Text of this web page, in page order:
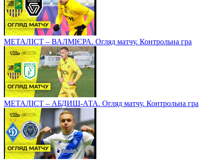
МЕТАЛІСТ – ВАЛМІЄРА. Огляд матчу. Контрольна гра
МЕТАЛІСТ – АБДИШ-АТА. Огляд матчу. Контрольна гра